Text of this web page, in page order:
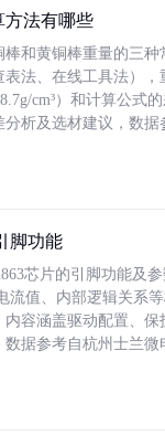
方法有哪些
棒和黄铜棒重量的三种
表法、在线工具法）
cm³）和计算公式
分析及选材建议，数据
脚功能
芯片的引脚功能及
流值、内部逻辑关系
内容涵盖驱动配置、保
数据参考自杭州士兰微